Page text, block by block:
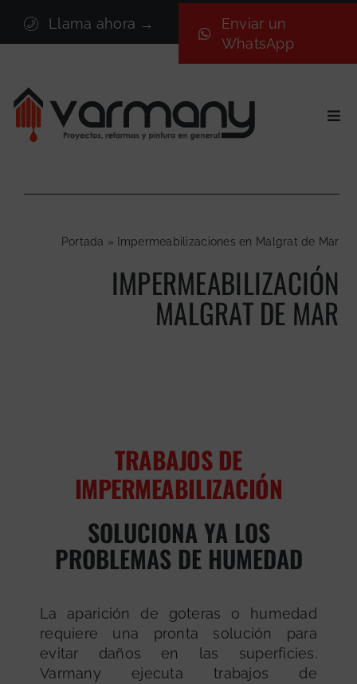
contenido
Llama ahora →
Enviar un
WhatsApp
Sectores
Proyectos
Portada » Impermeabilizaciones en Malgrat de Mar
IMPERMEABILIZACIÓN
MALGRAT DE MAR
TRABAJOS DE
IMPERMEABILIZACIÓN
SOLUCIONA YA LOS
PROBLEMAS DE HUMEDAD
La aparición de goteras o humedad
requiere una pronta solución para
evitar daños en las superficies.
Varmany ejecuta trabajos de